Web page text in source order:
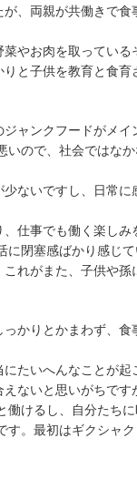
、両親が共働きで食
やお肉を取っている
と子供を教育と食育
ャンクフードがメイ
いので、社会ではな
ないですし、日常に
仕事でも働く楽しみ
に閉塞感ばかり感じ
れがまた、子供や孫
かりとかまわず、食
たいへんなことが起
ないと思いがちです
けるし、自分たち
す。最初はギクシャ